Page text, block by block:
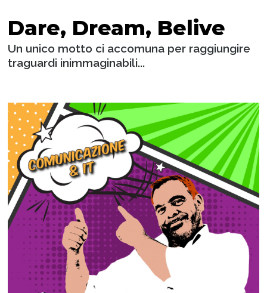
Dare, Dream, Belive
Un unico motto ci accomuna per raggiungire
traguardi inimmaginabili...